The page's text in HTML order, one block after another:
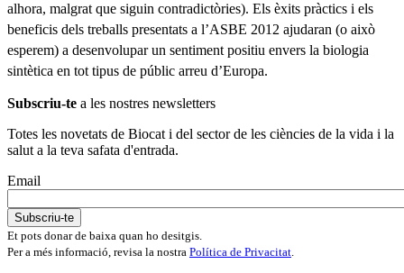
alhora, malgrat que siguin contradictòries). Els èxits pràctics i els
beneficis dels treballs presentats a l’ASBE 2012 ajudaran (o això
esperem) a desenvolupar un sentiment positiu envers la biologia
sintètica en tot tipus de públic arreu d’Europa.
Subscriu-te a les nostres newsletters
Totes les novetats de Biocat i del sector de les ciències de la vida i la
salut a la teva safata d'entrada.
Email
Et pots donar de baixa quan ho desitgis.
Per a més informació, revisa la nostra Política de Privacitat.